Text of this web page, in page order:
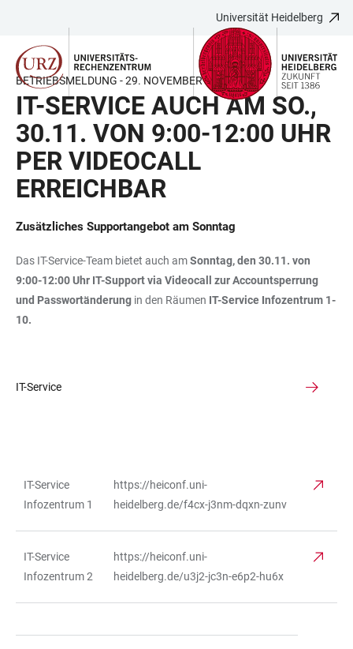
LINKS
ZUR
BARRIEREFREIHEIT
HAUPTINHALT
ÖFFNEN
ÖFFNEN
Universität Heidelberg
BETRIEBSMELDUNG - 29. NOVEMBER 2025
IT-SERVICE AUCH AM SO.,
30.11. VON 9:00-12:00 UHR
PER VIDEOCALL
ERREICHBAR
Zusätzliches Supportangebot am Sonntag
Das IT-Service-Team bietet auch amSonntag, den 30.11. von
9:00-12:00 Uhr IT-Support via Videocall zur Accountsperrung
und Passwortänderung in den Räumen IT-Service Infozentrum 1-
10.
IT-Service
TABELLE
IT-Service
Infozentrum 1
https://heiconf.uni-
heidelberg.de/f4cx-j3nm-dqxn-zunv
IT-Service
Infozentrum 2
https://heiconf.uni-
heidelberg.de/u3j2-jc3n-e6p2-hu6x